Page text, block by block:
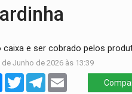
caixa e ser cobrado pelos
de Junho de 2026 às 13:39
Messenger
TwitterTelegram